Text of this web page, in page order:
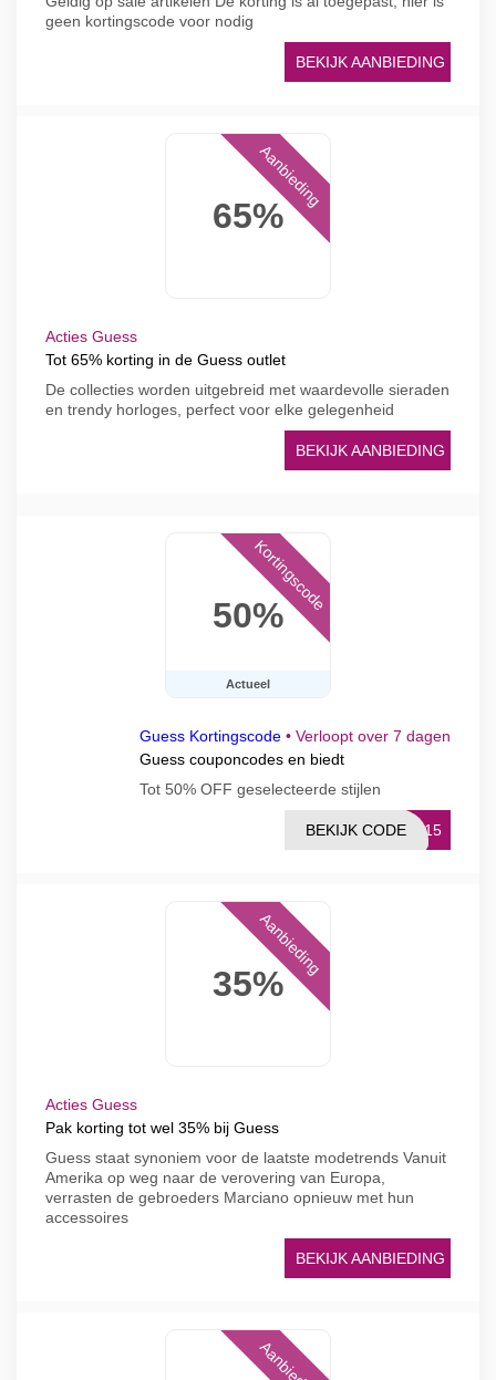
geen kortingscode voor nodig
BEKIJK AANBIEDING
65%
Aanbieding
Acties Guess
Tot 65% korting in de Guess outlet
De collecties worden uitgebreid met waardevolle sieraden
en trendy horloges, perfect voor elke gelegenheid
BEKIJK AANBIEDING
50%
Actueel
Kortingscode
Guess Kortingscode • Verloopt over 7 dagen
Guess couponcodes en biedt
Tot 50% OFF geselecteerde stijlen
ST15
BEKIJK CODE
35%
Aanbieding
Acties Guess
Pak korting tot wel 35% bij Guess
Guess staat synoniem voor de laatste modetrends Vanuit
Amerika op weg naar de verovering van Europa,
verrasten de gebroeders Marciano opnieuw met hun
accessoires
BEKIJK AANBIEDING